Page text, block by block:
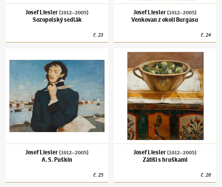
Josef Liesler(1912–2005)
Sozopolský sedlák
č.23
Josef Liesler(1912–2005)
Venkovan z okolí Burgasu
č.24
Josef Liesler(1912–2005)
A. S. Puškin
č.25
Josef Liesler(1912–2005)Zátiší s hruškami
Josef Liesler(1912–2005)
Zátiší s hruškami
č.26